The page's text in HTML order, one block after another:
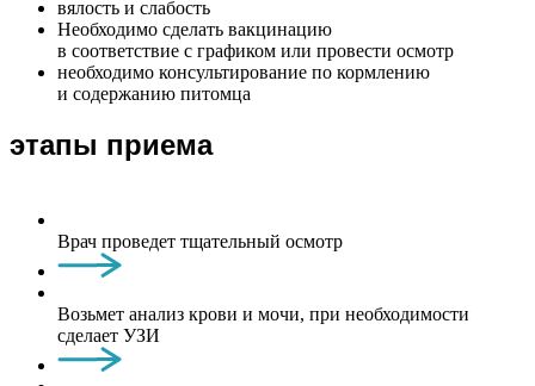
вялость и слабость
Необходимо сделать вакцинацию
в соответствие с графиком или провести осмотр
необходимо консультирование по кормлению
и содержанию питомца
этапы приема
Врач проведет тщательный осмотр
Возьмет анализ крови и мочи, при необходимости
сделает УЗИ